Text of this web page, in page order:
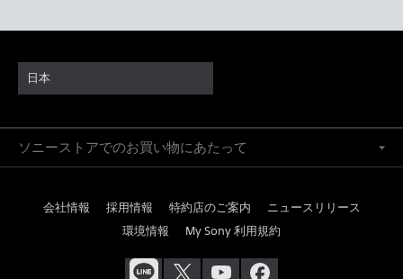
日本
ソニーストアでのお買い物にあたって
会社情報 採用情報 特約店のご案内
ニュースリリース
環境情報
My Sony 利用規約